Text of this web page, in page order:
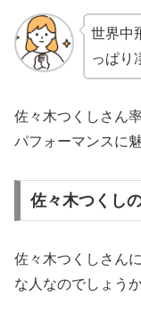
世界中
っぱり
佐々木つくしさん
パフォーマンスに
佐々木つくし
佐々木つくしさん
な人なのでしょう